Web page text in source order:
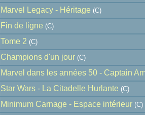
Marvel Legacy - Héritage (C)
Fin de ligne (C)
Tome 2 (C)
Champions d'un jour (C)
Marvel dans les années 50 - Captain
Star Wars - La Citadelle Hurlante (C)
Minimum Carnage - Espace intérieur (C)